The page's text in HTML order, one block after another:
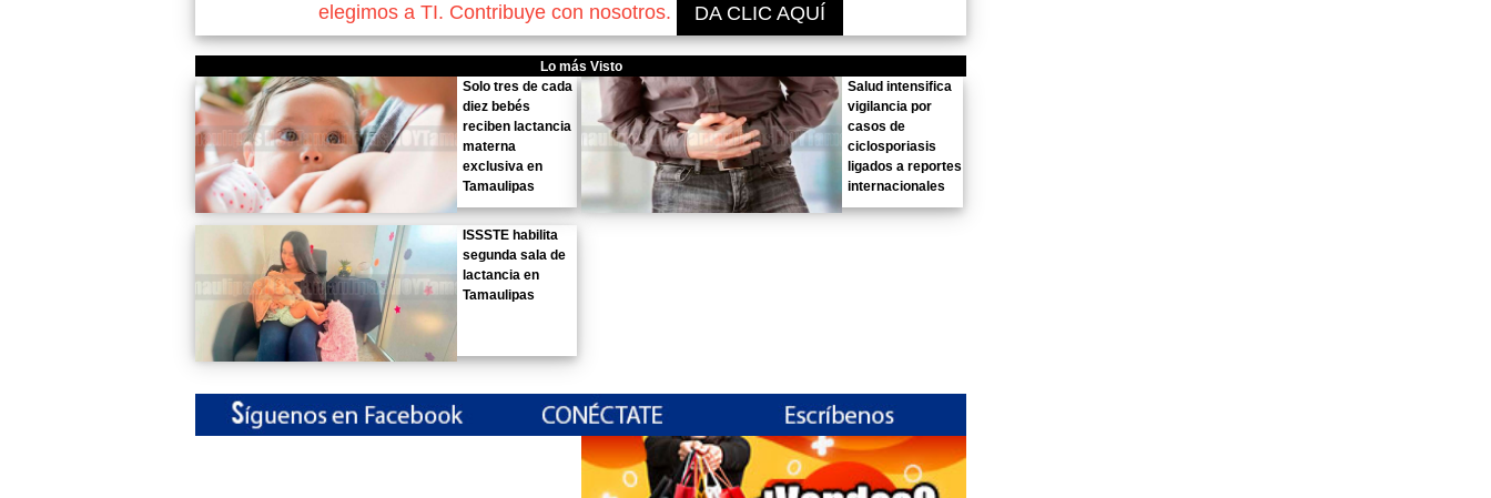
elegimos a TI. Contribuye con nosotros.
DA CLIC AQUÍ
Lo más Visto
Solo tres de cada
diez bebés
reciben lactancia
materna
exclusiva en
Tamaulipas
Salud intensifica
vigilancia por
casos de
ciclosporiasis
ligados a reportes
internacionales
ISSSTE habilita
segunda sala de
lactancia en
Tamaulipas